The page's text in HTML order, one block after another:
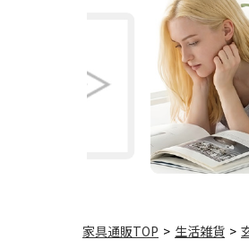
家具通販TOP > 生活雑貨 >